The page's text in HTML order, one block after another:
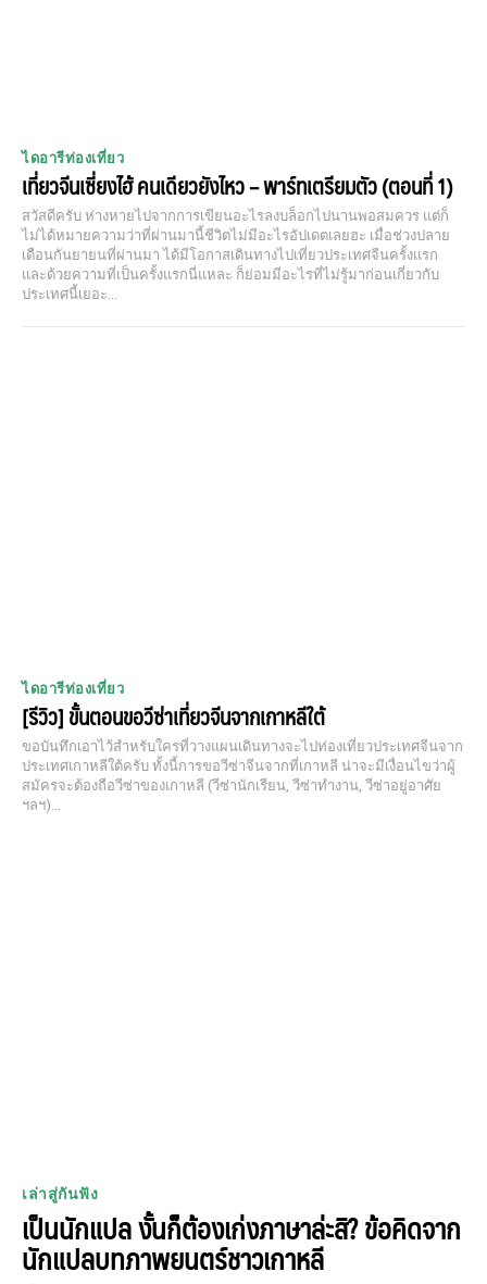
ไดอารีท่องเที่ยว
เที่ยวจีนเซี่ยงไฮ้ คนเดียวยังไหว – พาร์ทเตรียมตัว (ตอนที่ 1)
สวัสดีครับ ห่างหายไปจากการเขียนอะไรลงบล็อกไปนานพอสมควร แต่ก็
ไม่ได้หมายความว่าที่ผ่านมานี้ชีวิตไม่มีอะไรอัปเดตเลยฮะ เมื่อช่วงปลาย
เดือนกันยายนที่ผ่านมา ได้มีโอกาสเดินทางไปเที่ยวประเทศจีนครั้งแรก​
และด้วยความที่เป็นครั้งแรกนี่แหละ ก็ย่อมมีอะไรที่ไม่รู้มาก่อนเกี่ยวกับ
ประเทศนี้เยอะ...
ไดอารีท่องเที่ยว
[รีวิว] ขั้นตอนขอวีซ่าเที่ยวจีนจากเกาหลีใต้
ขอบันทึกเอาไว้สำหรับใครที่วางแผนเดินทางจะไปท่องเที่ยวประเทศจีนจาก
ประเทศเกาหลีใต้ครับ ทั้งนี้การขอวีซ่าจีนจากที่เกาหลี น่าจะมีเงื่อนไขว่าผู้
สมัครจะต้องถือวีซ่าของเกาหลี (วีซ่านักเรียน, วีซ่าทำงาน, วีซ่าอยู่อาศัย
ฯลฯ)...
เล่าสู่กันฟัง
เป็นนักแปล งั้นก็ต้องเก่งภาษาล่ะสิ? ข้อคิดจาก
นักแปลบทภาพยนตร์ชาวเกาหลี